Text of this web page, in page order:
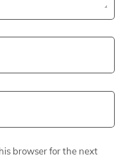
browser for the next